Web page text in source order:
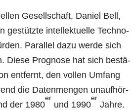
Gesell­schaft, Dani­el Bell,
gestütz­te intel­lek­tu­el­le Tech­no­
Par­al­lel dazu wer­de sich
Die­se Pro­gno­se hat sich bestä­
ent­fernt, den vol­len Umfang
die Daten­men­gen unauf­hör­
der 1980
er
und 1990
er
Jah­re.